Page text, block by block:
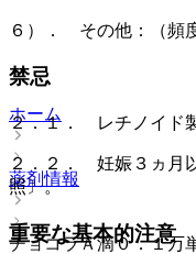
６）． その他：（頻
禁忌
２．１． レチノイド
２．２． 妊娠３ヵ月
照〕。
重要な基本的注意
ホーム
薬剤情報
チョコラＡ滴０．１万